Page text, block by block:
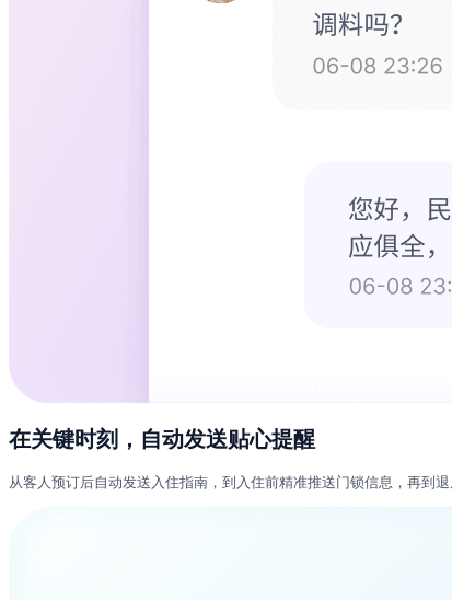
在关键时刻，自动发送贴心提醒
从客人预订后自动发送入住指南，到入住前精准推送门锁信息，再到